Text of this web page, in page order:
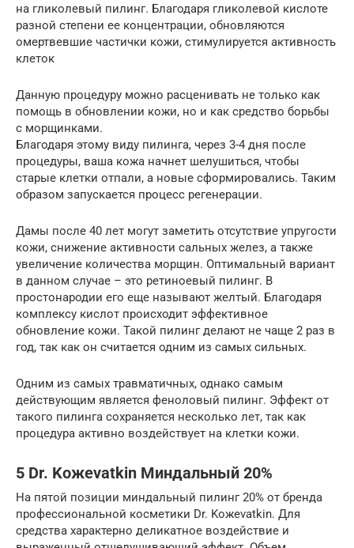
на гликолевый пилинг. Благодаря гликолевой кислоте
разной степени ее концентрации, обновляются
омертвевшие частички кожи, стимулируется активность
клеток
Данную процедуру можно расценивать не только как
помощь в обновлении кожи, но и как средство борьбы
с морщинками.
Благодаря этому виду пилинга, через 3-4 дня после
процедуры, ваша кожа начнет шелушиться, чтобы
старые клетки отпали, а новые сформировались. Таким
образом запускается процесс регенерации.
Дамы после 40 лет могут заметить отсутствие упругости
кожи, снижение активности сальных желез, а также
увеличение количества морщин. Оптимальный вариант
в данном случае – это ретиноевый пилинг. В
простонародии его еще называют желтый. Благодаря
комплексу кислот происходит эффективное
обновление кожи. Такой пилинг делают не чаще 2 раз в
год, так как он считается одним из самых сильных.
Одним из самых травматичных, однако самым
действующим является феноловый пилинг. Эффект от
такого пилинга сохраняется несколько лет, так как
процедура активно воздействует на клетки кожи.
5 Dr. Koжevatkin Миндальный 20%
На пятой позиции миндальный пилинг 20% от бренда
профессиональной косметики Dr. Koжevatkin. Для
средства характерно деликатное воздействие и